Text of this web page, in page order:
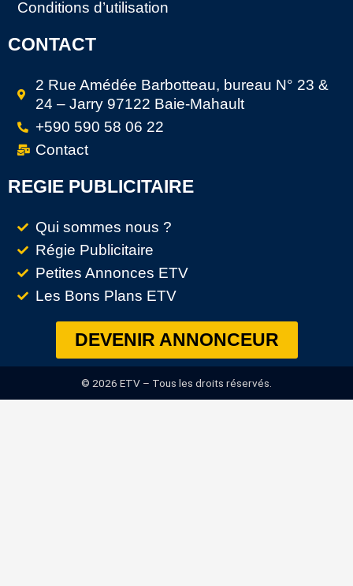
Conditions d’utilisation
CONTACT
2 Rue Amédée Barbotteau, bureau N° 23 &
24 – Jarry 97122 Baie-Mahault
+590 590 58 06 22
Contact
REGIE PUBLICITAIRE
Qui sommes nous ?
Régie Publicitaire
Petites Annonces ETV
Les Bons Plans ETV
DEVENIR ANNONCEUR
© 2026 ETV – Tous les droits réservés.